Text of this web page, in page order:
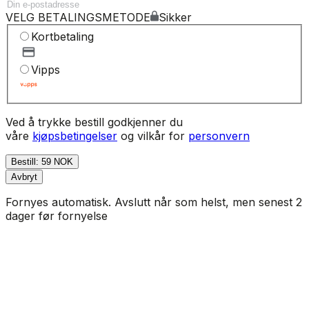
VELG BETALINGSMETODE
Sikker
Kortbetaling
Vipps
Ved å trykke bestill godkjenner du
våre kjøpsbetingelser og vilkår for personvern
Bestill: 59 NOK
Avbryt
Fornyes automatisk. Avslutt når som helst, men senest 2
dager før fornyelse